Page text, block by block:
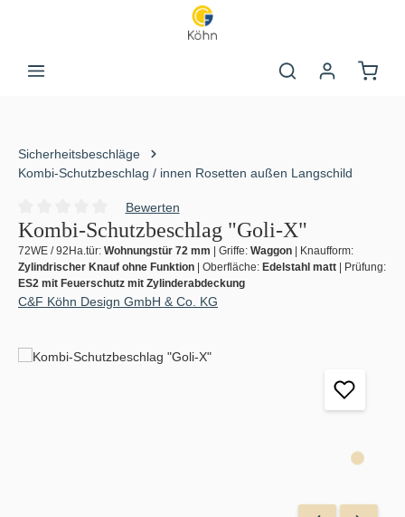
Sicherheitsbeschläge
Kombi-Schutzbeschlag / innen Rosetten außen Langschild
Durchschnittliche Bewertung von 0 von 5 Sternen
Bewerten
Kombi-Schutzbeschlag "Goli-X"
72WE / 92Ha.tür: Wohnungstür 72 mm | Griffe: Waggon | Knaufform:
Zylindrischer Knauf ohne Funktion | Oberfläche: Edelstahl matt | Prüfung:
ES2 mit Feuerschutz mit Zylinderabdeckung
C&F Köhn Design GmbH & Co. KG
Bildergalerie überspringen